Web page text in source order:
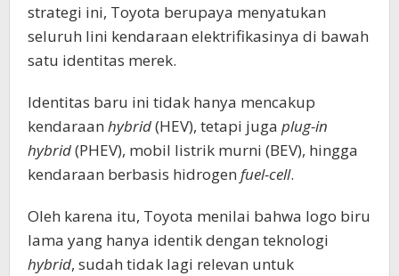
strategi ini, Toyota berupaya menyatukan
seluruh lini kendaraan elektrifikasinya di bawah
satu identitas merek.
Identitas baru ini tidak hanya mencakup
kendaraan hybrid(HEV), tetapi juga plug-in
hybrid(PHEV), mobil listrik murni (BEV), hingga
kendaraan berbasis hidrogen fuel-cell.
Oleh karena itu, Toyota menilai bahwa logo biru
lama yang hanya identik dengan teknologi
hybrid, sudah tidak lagi relevan untuk